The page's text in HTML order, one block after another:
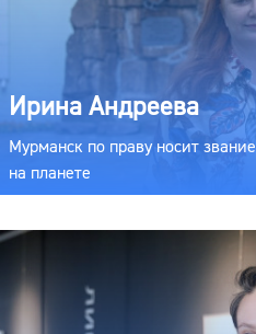
Ирина Андреева
Мурманск по праву носит
на планете